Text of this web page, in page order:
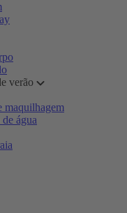
verão
maquilhagem
água